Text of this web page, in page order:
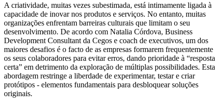
A criatividade, muitas vezes subestimada, está intimamente ligada à
capacidade de inovar nos produtos e serviços. No entanto, muitas
organizações enfrentam barreiras culturais que limitam o seu
desenvolvimento. De acordo com Natalia Córdova, Business
Development Consultant da Cegos e coach de executivos, um dos
maiores desafios é o facto de as empresas formarem frequentemente
os seus colaboradores para evitar erros, dando prioridade à “resposta
certa” em detrimento da exploração de múltiplas possibilidades. Esta
abordagem restringe a liberdade de experimentar, testar e criar
protótipos - elementos fundamentais para desbloquear soluções
originais.